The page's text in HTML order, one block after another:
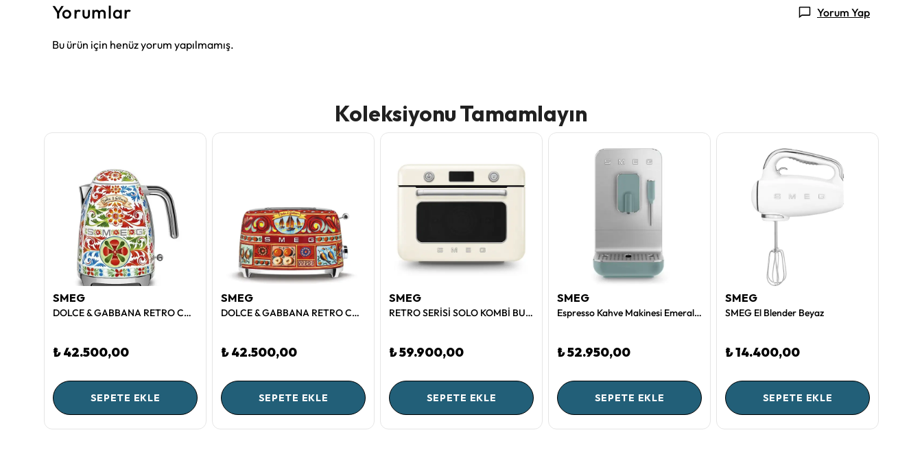
Yorumlar Yorum Yap
Bu ürün için henüz yorum yapılmamış.
Koleksiyonu Tamamlayın
SMEG
DOLCE & GABBANA RETRO CARTE KETTLE
₺ 42.500,00
SEPETE EKLE
SMEG
DOLCE & GABBANA RETRO CARTE TOASTER 2 DİLİM (2X1)
₺ 42.500,00
SEPETE EKLE
SMEG
RETRO SERİSİ SOLO KOMBİ BUHARLI FIRIN KREM
₺ 59.900,00
SEPETE EKLE
SMEG
Espresso Kahve Makinesi Emerald Green Mat
₺ 52.950,00
SEPETE EKLE
SMEG
SMEG El Blender Beyaz
₺ 14.400,00
SEPETE EKLE